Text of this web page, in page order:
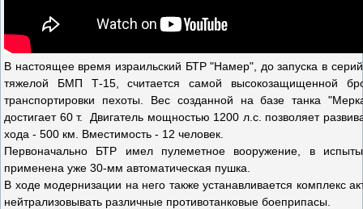
В настоящее время израильский БТР "Намер", до запуска в
тяжелой БМП Т-15, считается самой высокозащищенной
транспортировки пехоты. Вес созданной на базе танка
достигает 60 т. Двигатель мощностью 1200 л.с. позволяет
хода - 500 км. Вместимость - 12 человек.
Первоначально БТР имел пулеметное вооружение, в
применена уже 30-мм автоматическая пушка.
В ходе модернизации на него также устанавливается комплекс
нейтрализовывать различные противотанковые боеприпасы.